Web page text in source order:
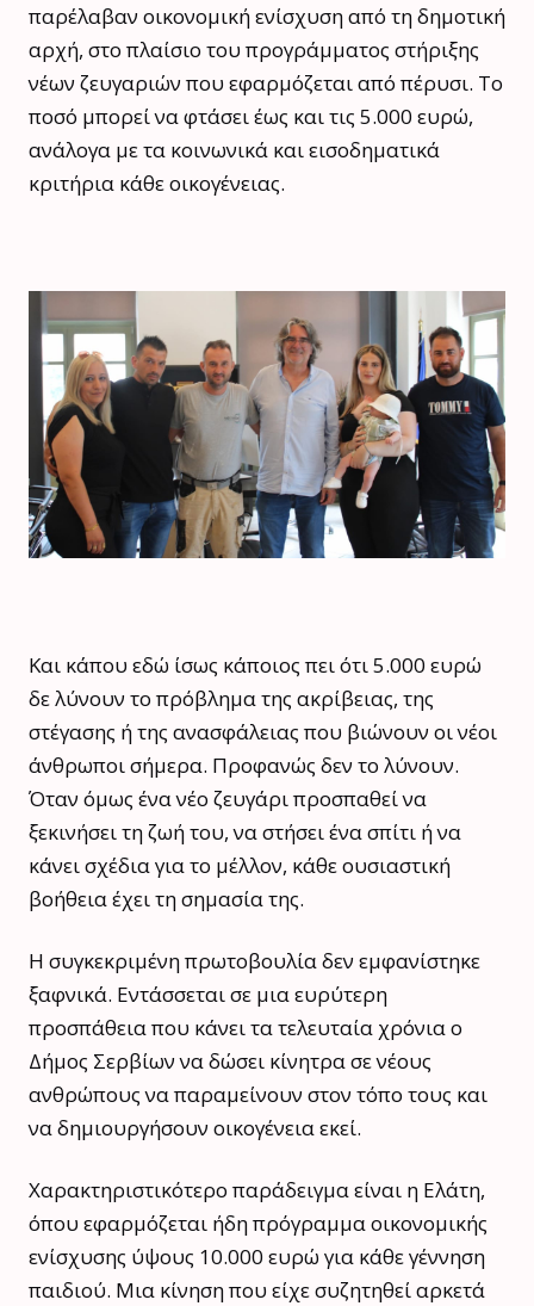
παρέλαβαν οικονομική ενίσχυση από τη δημοτική
αρχή, στο πλαίσιο του προγράμματος στήριξης
νέων ζευγαριών που εφαρμόζεται από πέρυσι. Το
ποσό μπορεί να φτάσει έως και τις 5.000 ευρώ,
ανάλογα με τα κοινωνικά και εισοδηματικά
κριτήρια κάθε οικογένειας.
Και κάπου εδώ ίσως κάποιος πει ότι 5.000 ευρώ
δε λύνουν το πρόβλημα της ακρίβειας, της
στέγασης ή της ανασφάλειας που βιώνουν οι νέοι
άνθρωποι σήμερα. Προφανώς δεν το λύνουν.
Όταν όμως ένα νέο ζευγάρι προσπαθεί να
ξεκινήσει τη ζωή του, να στήσει ένα σπίτι ή να
κάνει σχέδια για το μέλλον, κάθε ουσιαστική
βοήθεια έχει τη σημασία της.
Η συγκεκριμένη πρωτοβουλία δεν εμφανίστηκε
ξαφνικά. Εντάσσεται σε μια ευρύτερη
προσπάθεια που κάνει τα τελευταία χρόνια ο
Δήμος Σερβίων να δώσει κίνητρα σε νέους
ανθρώπους να παραμείνουν στον τόπο τους και
να δημιουργήσουν οικογένεια εκεί.
Χαρακτηριστικότερο παράδειγμα είναι η Ελάτη,
όπου εφαρμόζεται ήδη πρόγραμμα οικονομικής
ενίσχυσης ύψους 10.000 ευρώ για κάθε γέννηση
παιδιού. Μια κίνηση που είχε συζητηθεί αρκετά